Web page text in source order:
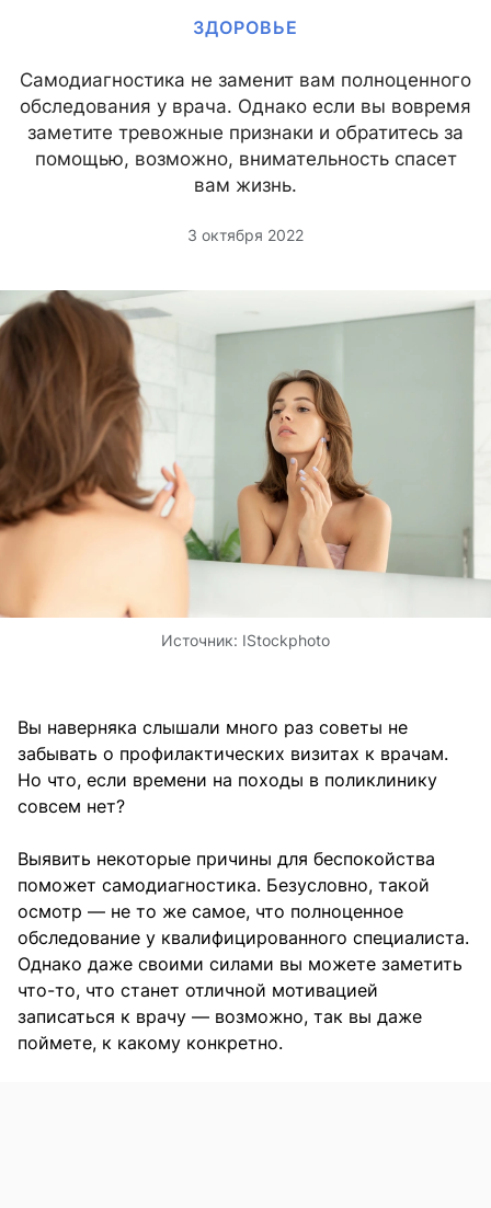
ЗДОРОВЬЕ
Самодиагностика не заменит вам полноценного
обследования у врача. Однако если вы вовремя
заметите тревожные признаки и обратитесь за
помощью, возможно, внимательность спасет
вам жизнь.
3 октября 2022
Источник: IStockphoto
Вы наверняка слышали много раз советы не
забывать о профилактических визитах к врачам.
Но что, если времени на походы в поликлинику
совсем нет?
Выявить некоторые причины для беспокойства
поможет самодиагностика. Безусловно, такой
осмотр — не то же самое, что полноценное
обследование у квалифицированного специалиста.
Однако даже своими силами вы можете заметить
что-то, что станет отличной мотивацией
записаться к врачу — возможно, так вы даже
поймете, к какому конкретно.